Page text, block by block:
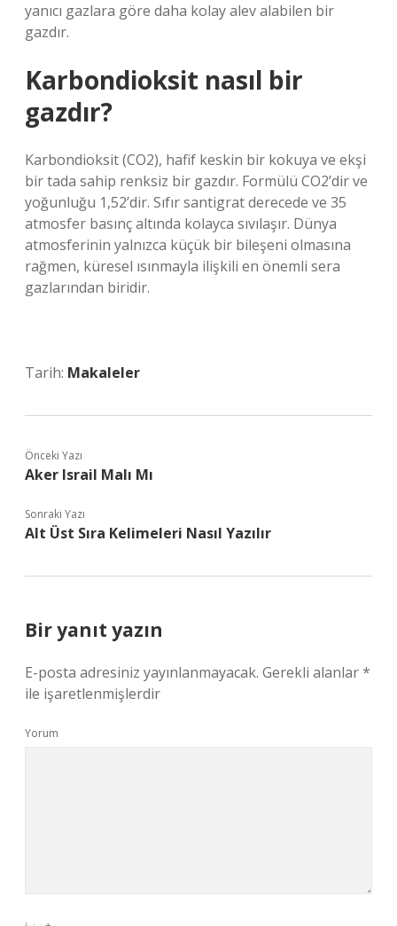
yanıcı gazlara göre daha kolay alev alabilen bir
gazdır.
Karbondioksit nasıl bir
gazdır?
Karbondioksit (CO2), hafif keskin bir kokuya ve ekşi
bir tada sahip renksiz bir gazdır. Formülü CO2’dir ve
yoğunluğu 1,52’dir. Sıfır santigrat derecede ve 35
atmosfer basınç altında kolayca sıvılaşır. Dünya
atmosferinin yalnızca küçük bir bileşeni olmasına
rağmen, küresel ısınmayla ilişkili en önemli sera
gazlarından biridir.
Tarih: Makaleler
Önceki Yazı
Aker Israil Malı Mı
Sonraki Yazı
Alt Üst Sıra Kelimeleri Nasıl Yazılır
Bir yanıt yazın
E-posta adresiniz yayınlanmayacak. Gerekli alanlar*
ile işaretlenmişlerdir
Yorum